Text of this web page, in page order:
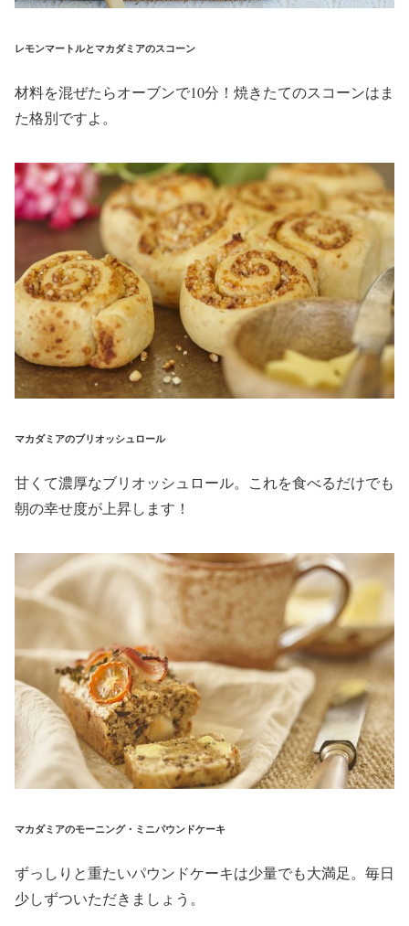
レモンマートルとマカダミアのスコーン
材料を混ぜたらオーブンで10分！焼きたてのスコーンはま
た格別ですよ。
マカダミアのブリオッシュロール
甘くて濃厚なブリオッシュロール。これを食べるだけでも
朝の幸せ度が上昇します！
マカダミアのモーニング・ミニパウンドケーキ
ずっしりと重たいパウンドケーキは少量でも大満足。毎日
少しずついただきましょう。